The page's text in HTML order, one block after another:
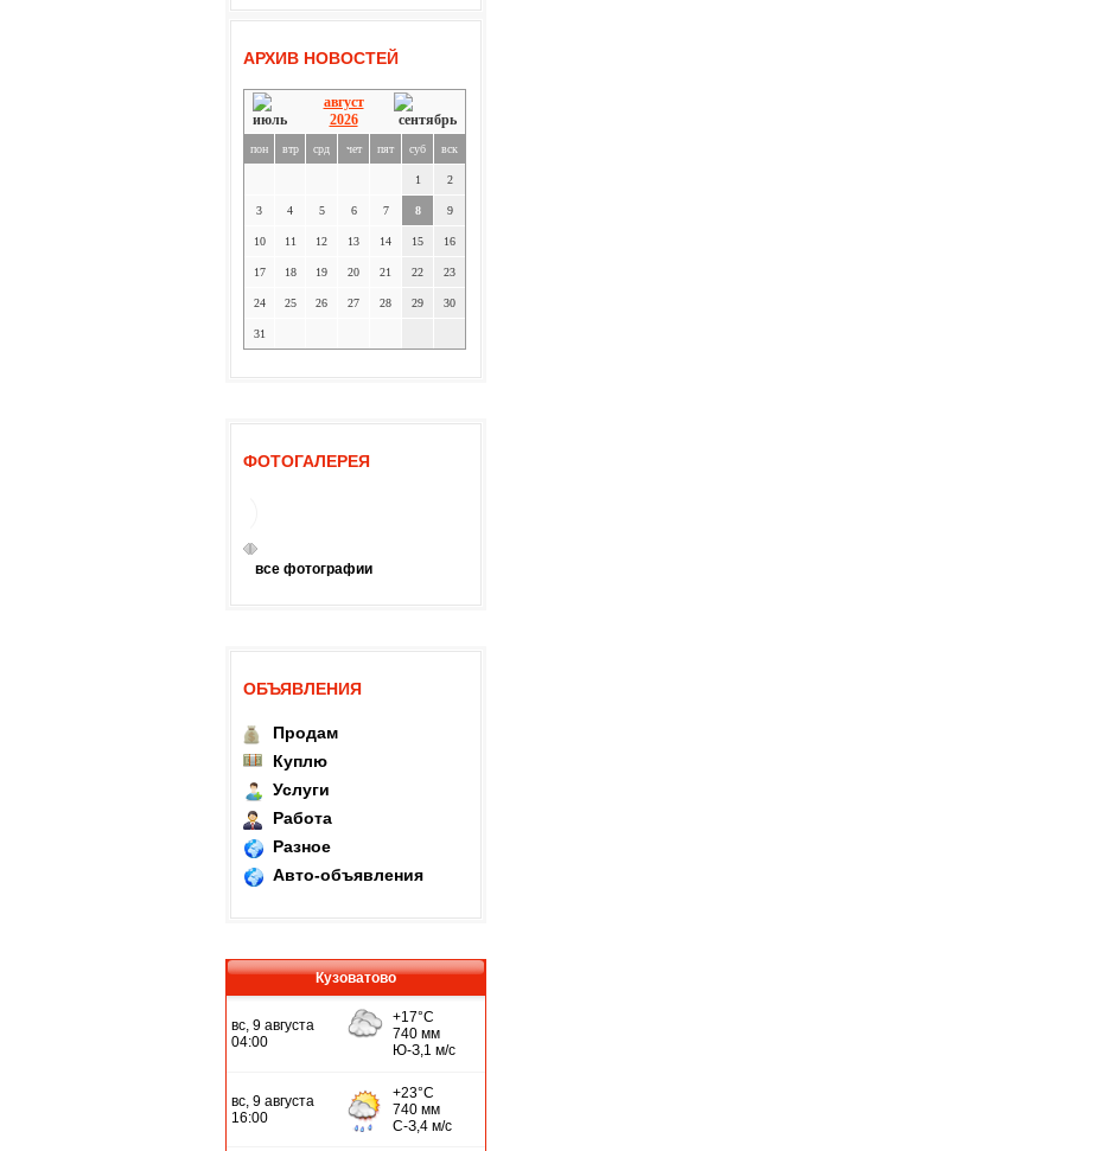
АРХИВ НОВОСТЕЙ
август
2026
пон втр срд чет пят суб вск
1 2
3 4 5 6 7 8 9
10 11 12 13 14 15 16
17 18 19 20 21 22 23
24 25 26 27 28 29 30
31
ФОТОГАЛЕРЕЯ
все фотографии
ОБЪЯВЛЕНИЯ
Продам
Куплю
Услуги
Работа
Разное
Авто-объявления
Кузоватово